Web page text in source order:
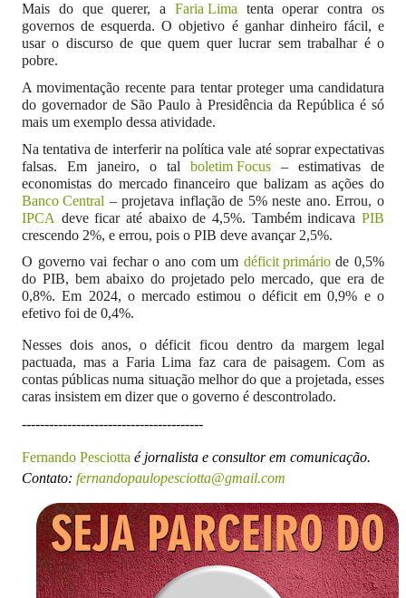
Mais do que querer, a Faria Lima tenta operar contra os
governos de esquerda. O objetivo é ganhar dinheiro fácil, e
usar o discurso de que quem quer lucrar sem trabalhar é o
pobre.
A movimentação recente para tentar proteger uma candidatura
do governador de São Paulo à Presidência da República é só
mais um exemplo dessa atividade.
Na tentativa de interferir na política vale até soprar expectativas
falsas. Em janeiro, o tal boletim Focus – estimativas de
economistas do mercado financeiro que balizam as ações do
Banco Central – projetava inflação de 5% neste ano. Errou, o
IPCA deve ficar até abaixo de 4,5%. Também indicava PIB
crescendo 2%, e errou, pois o PIB deve avançar 2,5%.
O governo vai fechar o ano com um déficit primáriode 0,5%
do PIB, bem abaixo do projetado pelo mercado, que era de
0,8%. Em 2024, o mercado estimou o déficit em 0,9% e o
efetivo foi de 0,4%.
Nesses dois anos, o déficit ficou dentro da margem legal
pactuada, mas a Faria Lima faz cara de paisagem. Com as
contas públicas numa situação melhor do que a projetada, esses
caras insistem em dizer que o governo é descontrolado.
----------------------------------------
Fernando Pesciotta é jornalista e consultor em comunicação.
Contato: fernandopaulopesciotta@gmail.com